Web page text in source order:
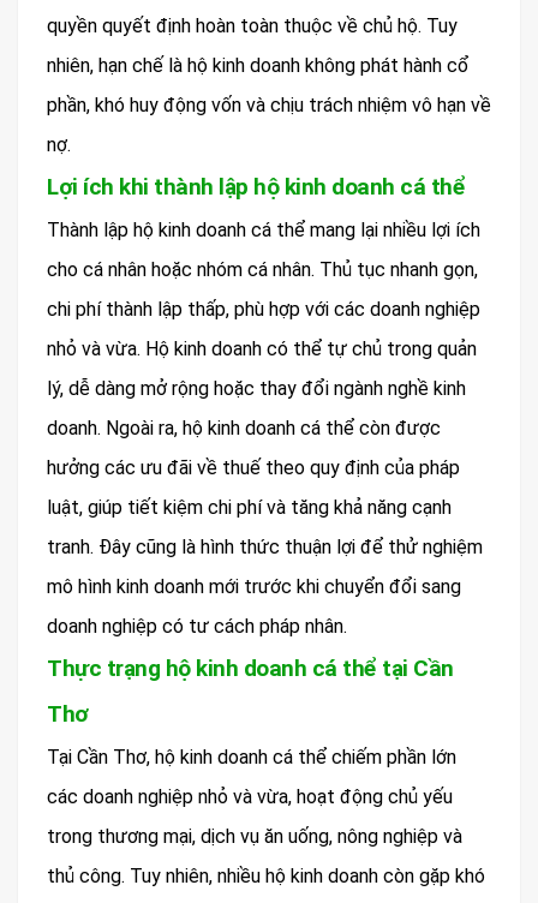
quyền quyết định hoàn toàn thuộc về chủ hộ. Tuy
nhiên, hạn chế là hộ kinh doanh không phát hành cổ
phần, khó huy động vốn và chịu trách nhiệm vô hạn về
nợ.
Lợi ích khi thành lập hộ kinh doanh cá thể
Thành lập hộ kinh doanh cá thể mang lại nhiều lợi ích
cho cá nhân hoặc nhóm cá nhân. Thủ tục nhanh gọn,
chi phí thành lập thấp, phù hợp với các doanh nghiệp
nhỏ và vừa. Hộ kinh doanh có thể tự chủ trong quản
lý, dễ dàng mở rộng hoặc thay đổi ngành nghề kinh
doanh. Ngoài ra, hộ kinh doanh cá thể còn được
hưởng các ưu đãi về thuế theo quy định của pháp
luật, giúp tiết kiệm chi phí và tăng khả năng cạnh
tranh. Đây cũng là hình thức thuận lợi để thử nghiệm
mô hình kinh doanh mới trước khi chuyển đổi sang
doanh nghiệp có tư cách pháp nhân.
Thực trạng hộ kinh doanh cá thể tại Cần
Thơ
Tại Cần Thơ, hộ kinh doanh cá thể chiếm phần lớn
các doanh nghiệp nhỏ và vừa, hoạt động chủ yếu
trong thương mại, dịch vụ ăn uống, nông nghiệp và
thủ công. Tuy nhiên, nhiều hộ kinh doanh còn gặp khó